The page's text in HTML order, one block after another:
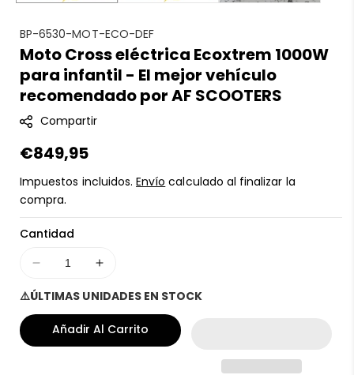
S
K
U
:
BP-6530-MOT-ECO-DEF
Moto Cross eléctrica Ecoxtrem 1000W
para infantil - El mejor vehículo
recomendado por AF SCOOTERS
Compartir
Precio
regular
€849,95
Impuestos incluidos.Envío calculado al finalizar la
compra.
Cantidad
Disminuir
cantidad
para
Moto
Cross
Aumentar
para
Moto
Cross
⚠️ÚLTIMAS UNIDADES EN STOCK
Añadir Al Carrito